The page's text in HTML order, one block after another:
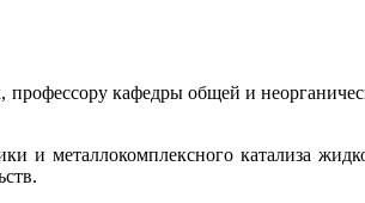
профессору кафедры общей и
металлокомплексного катализа